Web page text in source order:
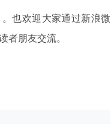
。也欢迎大家通过新浪微
者朋友交流。